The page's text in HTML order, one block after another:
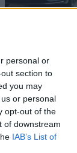
personal or
section to
you may
or personal
opt-out of the
of downstream
IAB’s List of
Guía
coches
seguridad